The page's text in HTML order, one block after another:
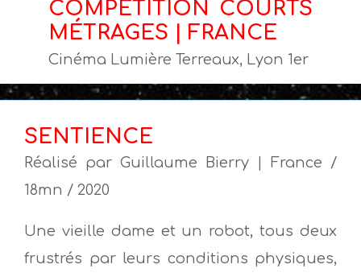
COMPÉTITION COURTS
MÉTRAGES | FRANCE
Cinéma Lumière Terreaux, Lyon 1er
SENTIENCE
Réalisé par Guillaume Bierry | France /
18mn / 2020
Une vieille dame et un robot, tous deux
frustrés par leurs conditions physiques,